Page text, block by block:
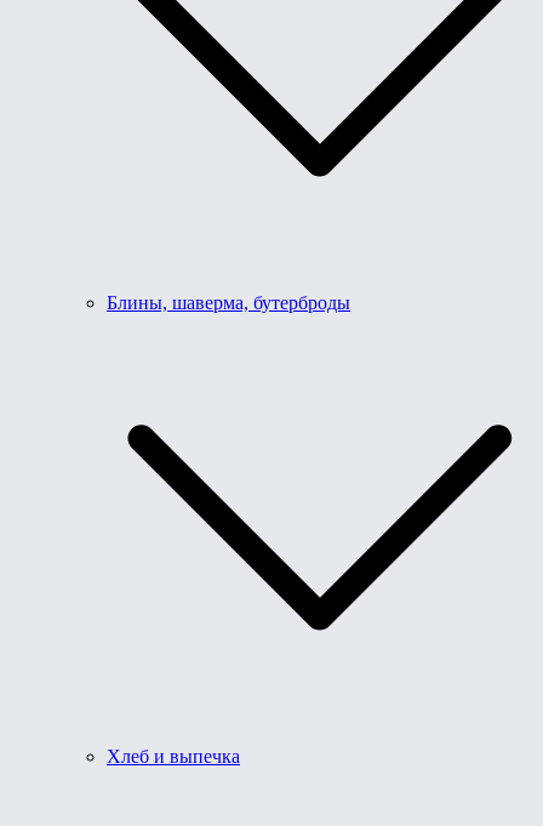
Блины, шаверма, бутерброды
Хлеб и выпечка